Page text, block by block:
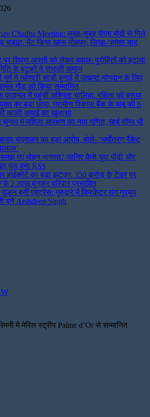
Chadha Meeting: सुबह-सुबह पीएम मोदी से मिले
चड्ढा, भेंट किया खास तोहफा; लिखा-‘हमेशा याद
शिप्रा आरती को लेकर बवाल: पुरोहितों को हटाया
के बटुकों ने संभाली कमान
मुर्मु ने महेश्वरी साड़ी बुनाई में उत्कृष्ट योगदान के लिए
गौड़ को किया सम्मानित
फाइनल में पहुंचीं अश्मिता चालिहा, रक्षिता को हराया
का बड़ा छापा, ग्रामीण विकास बैंक के बाबू की 6
काली कमाई का खुलासा
में महिला आरक्षण का नया गणित, खर्च सीमा भी
चंद्राकर का बड़ा आरोप, बोले- ‘धर्मांतरण रैकेट
गए मोहन भागवत? जानिए कैसे युवा पीढ़ी और
पुल बना RSS
हाईकोर्ट का बड़ा झटका: 350 करोड़ के टेंडर पर
के 2 लाख बुनकर परिवार प्रभावित
बनीं एक्ट्रेस: गुरुद्वारे में क्रिकेटर संग गुपचुप
बने Arshdeep Singh
में मेरिल स्ट्रीप Palme d’Or से सम्मानित